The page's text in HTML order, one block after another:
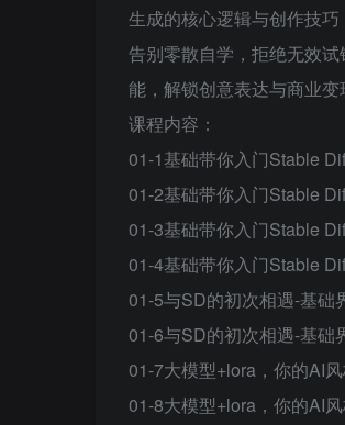
生成的核心逻辑与创作技巧
告别零散自学，拒绝无效
能，解锁创意表达与商业变
课程内容：
01-1基础带你入门Stable
01-2基础带你入门Stable
01-3基础带你入门Stable
01-4基础带你入门Stable
01-5与SD的初次相遇-基础
01-6与SD的初次相遇-基础
01-7大模型+lora，你的AI
01-8大模型+lora，你的AI